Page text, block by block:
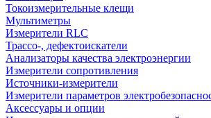
Токоизмерительные клещи
Мультиметры
Измерители RLC
Трассо-, дефектоискатели
Анализаторы качества электроэнергии
Измерители сопротивления
Источники-измерители
Измерители параметров
Аксессуары и опции